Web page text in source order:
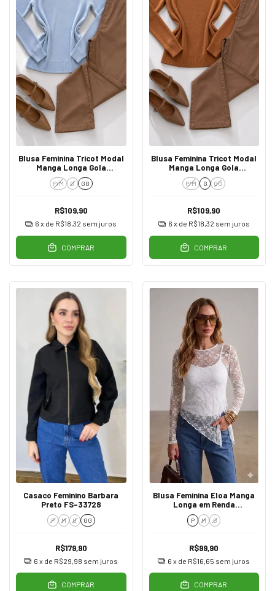
Blusa Feminina Tricot Modal
Manga Longa Gola
Trabalhada Azul
P/M G GG
R$109,90
6 x de R$18,32 sem juros
COMPRAR
Blusa Feminina Tricot Modal
Manga Longa Gola
Trabalhada Caramelo
P/M G GG
R$109,90
6 x de R$18,32 sem juros
COMPRAR
Casaco Feminino Barbara
Preto FS-33728
P M G GG
R$179,90
6 x de R$29,98 sem juros
COMPRAR
Blusa Feminina Eloa Manga
Longa em Renda
Transparente Branca
P M G
R$99,90
6 x de R$16,65 sem juros
COMPRAR